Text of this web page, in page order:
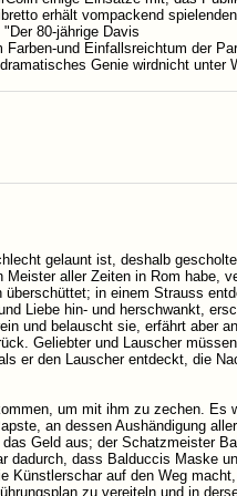
erhält vompackend
80-jährige Davis
und Einfallsreichtum der
Genie wirdnicht unter
gelaunt ist, deshalb
aller Zeiten in Rom habe,
überschüttet; in einem Strauss
Liebe hin- und herschwankt,
und belauscht sie, erfährt aber
Geliebter und Lauscher
er den Lauscher entdeckt, die
um mit ihm zu zechen. Es
an dessen Aushändigung
Geld aus; der Schatzmeister
dadurch, dass Balduccis Maske
Künstlerschar auf den Weg
zu vereiteln und in